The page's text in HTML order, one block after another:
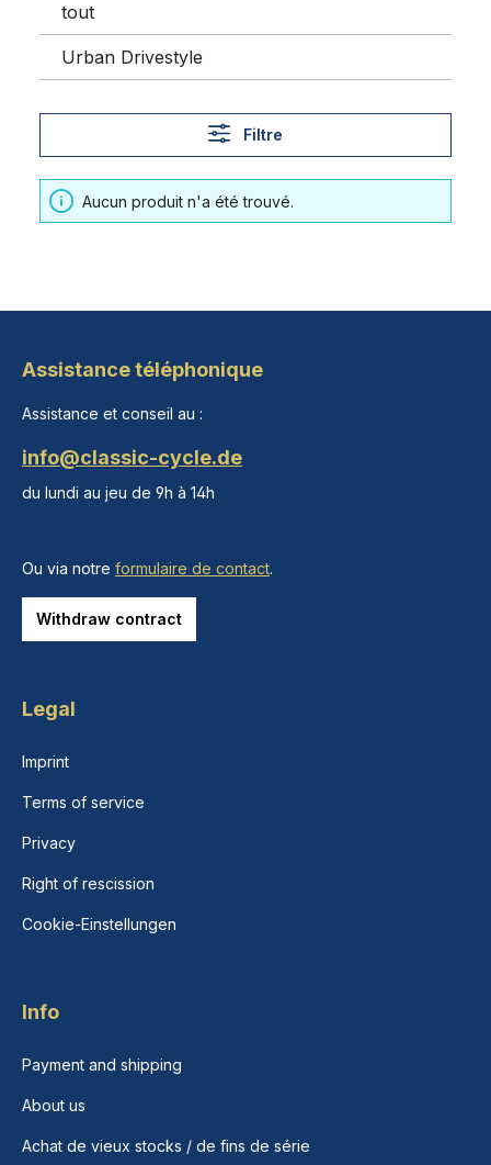
tout
Urban Drivestyle
Filtre
Aucun produit n'a été trouvé.
Assistance téléphonique
Assistance et conseil au :
info@classic-cycle.de
du lundi au jeu de 9h à 14h
Ou via notre formulaire de contact.
Withdraw contract
Legal
Imprint
Terms of service
Privacy
Right of rescission
Cookie-Einstellungen
Info
Payment and shipping
About us
Achat de vieux stocks / de fins de série